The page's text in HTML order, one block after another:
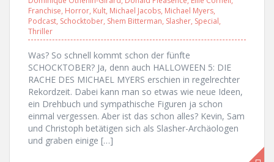
Franchise, Horror, Kult, Michael Jacobs, Michael Myers,
Podcast, Schocktober, Shem Bitterman, Slasher, Special,
Thriller
Was? So schnell kommt schon der fünfte
SCHOCKTOBER? Ja, denn auch HALLOWEEN 5: DIE
RACHE DES MICHAEL MYERS erschien in regelrechter
Rekordzeit. Dabei kann man so etwas wie neue Ideen,
ein Drehbuch und sympathische Figuren ja schon
einmal vergessen. Aber ist das schon alles? Kevin, Sam
und Christoph betätigen sich als Slasher-Archäologen
und graben einige […]